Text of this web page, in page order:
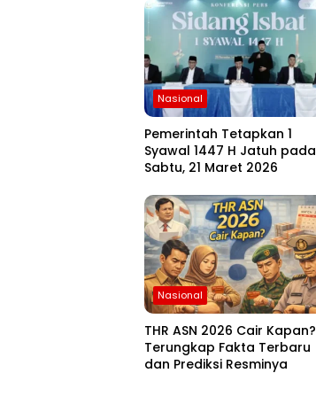
Nasional
Pemerintah Tetapkan 1
Syawal 1447 H Jatuh pada
Sabtu, 21 Maret 2026
Nasional
THR ASN 2026 Cair Kapan?
Terungkap Fakta Terbaru
dan Prediksi Resminya